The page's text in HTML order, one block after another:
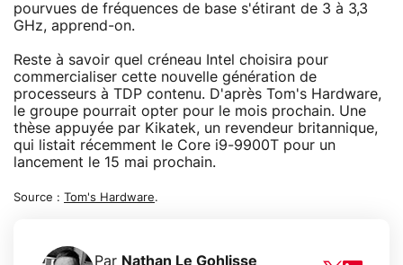
pourvues de fréquences de base s'étirant de 3 à 3,3
GHz, apprend-on.
Reste à savoir quel créneau Intel choisira pour
commercialiser cette nouvelle génération de
processeurs à TDP contenu. D'après Tom's Hardware,
le groupe pourrait opter pour le mois prochain. Une
thèse appuyée par Kikatek, un revendeur britannique,
qui listait récemment le Core i9-9900T pour un
lancement le 15 mai prochain.
Source : Tom's Hardware.
Par Nathan Le Gohlisse